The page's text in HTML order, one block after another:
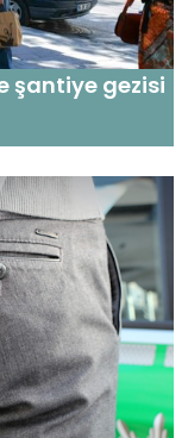
şantiye gezisi